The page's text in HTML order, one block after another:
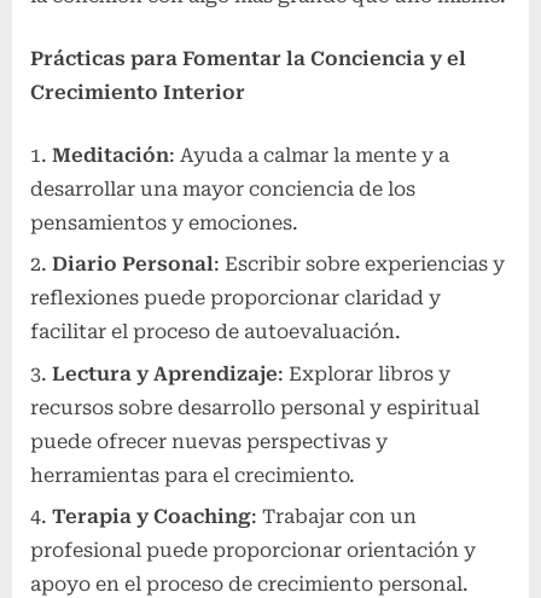
Prácticas para Fomentar la Conciencia y el
Crecimiento Interior
Meditación: Ayuda a calmar la mente y a
desarrollar una mayor conciencia de los
pensamientos y emociones.
Diario Personal: Escribir sobre experiencias y
reflexiones puede proporcionar claridad y
facilitar el proceso de autoevaluación.
Lectura y Aprendizaje: Explorar libros y
recursos sobre desarrollo personal y espiritual
puede ofrecer nuevas perspectivas y
herramientas para el crecimiento.
Terapia y Coaching: Trabajar con un
profesional puede proporcionar orientación y
apoyo en el proceso de crecimiento personal.